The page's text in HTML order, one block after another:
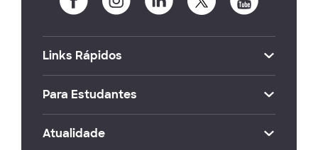
Links Rápidos
Para Estudantes
Atualidade